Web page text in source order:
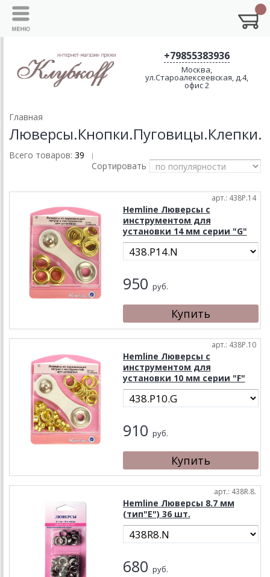
+79855383936
Москва,
ул.Староалексеевская, д.4,
офис 2
Главная
Люверсы.Кнопки.Пуговицы.Клепки.
Всего товаров: 39 |
Сортировать
арт.: 438P.14
Hemline Люверсы с
инструментом для
установки 14 мм серии "G"
950 руб.
арт.: 438P.10
Hemline Люверсы с
инструментом для
установки 10 мм серии "F"
910 руб.
арт.: 438R.8.
Hemline Люверсы 8.7 мм
(тип"E") 36 шт.
680 руб.